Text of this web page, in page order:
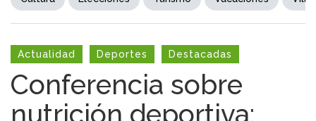
Actualidad Deportes Destacadas
Conferencia sobre
nutrición deportiva: